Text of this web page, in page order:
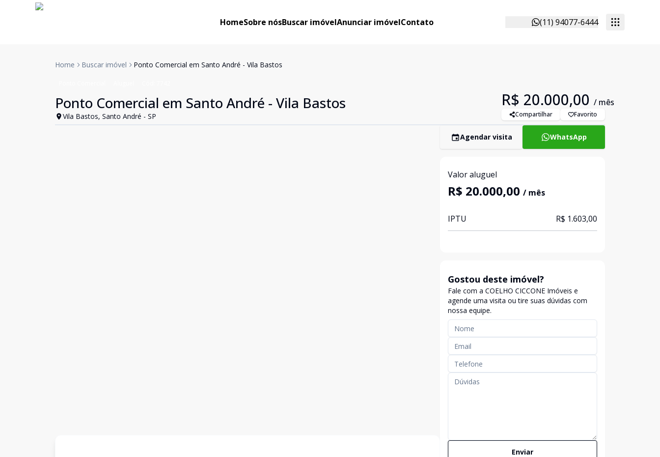
HomeSobre nósBuscar imóvelAnunciar imóvelContato (11) 94077-6444
Home Buscar imóvel Ponto Comercial em Santo André - Vila Bastos
Ponto Comercial em Santo André - Vila Bastos
Vila Bastos, Santo André - SP
R$ 20.000,00 / mês
Compartilhar Favorito
Agendar visita WhatsApp
Valor aluguel
R$ 20.000,00 / mês
IPTU R$ 1.603,00
Gostou deste imóvel?
Fale com a COELHO CICCONE Imóveis e
agende uma visita ou tire suas dúvidas com
nossa equipe.
Enviar